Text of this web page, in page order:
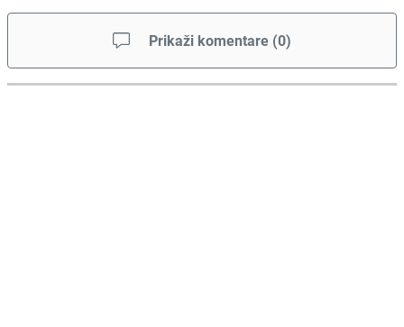
Prikaži komentare (0)